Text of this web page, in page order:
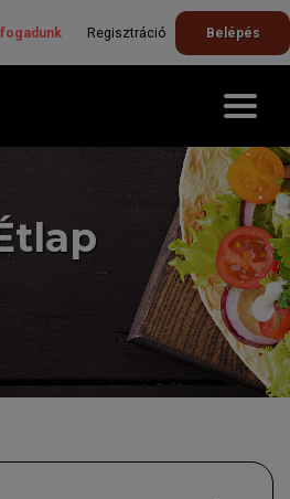
Regisztráció Belépés